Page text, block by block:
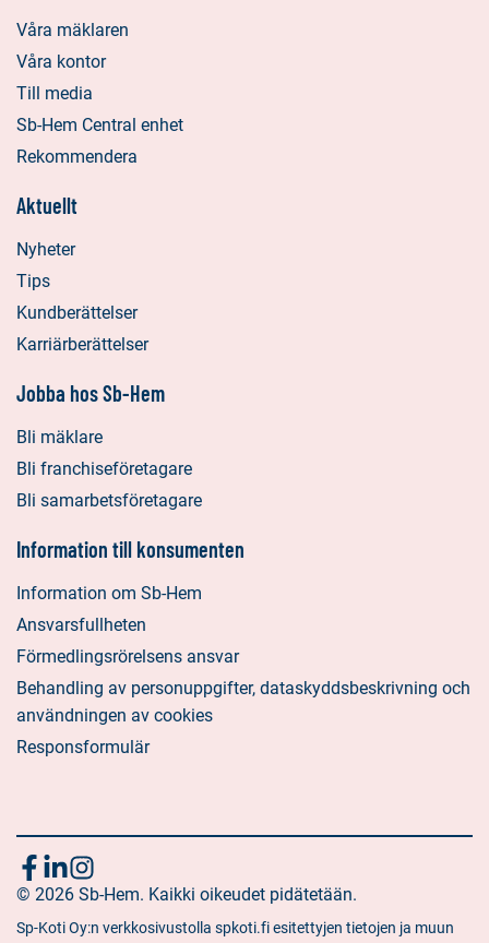
Våra mäklaren
Våra kontor
Till media
Sb-Hem Central enhet
Rekommendera
Aktuellt
Nyheter
Tips
Kundberättelser
Karriärberättelser
Jobba hos Sb-Hem
Bli mäklare
Bli franchiseföretagare
Bli samarbetsföretagare
Information till konsumenten
Information om Sb-Hem
Ansvarsfullheten
Förmedlingsrörelsens ansvar
Behandling av personuppgifter, dataskyddsbeskrivning och
användningen av cookies
Responsformulär
Följ
oss
Sociala
media:
facebook
Sociala
media:
linkedin
Sociala
media:
instagram
© 2026 Sb-Hem. Kaikki oikeudet pidätetään.
Sp-Koti Oy:n verkkosivustolla spkoti.fi esitettyjen tietojen ja muun